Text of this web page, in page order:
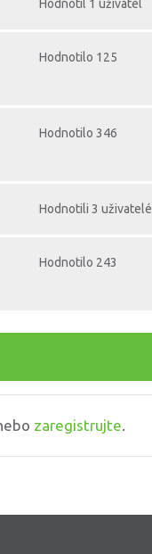
Hodnotil 1 uživatel
Hodnotilo 125
Hodnotilo 346
Hodnotili 3 uživatelé
Hodnotilo 243
zaregistrujte.